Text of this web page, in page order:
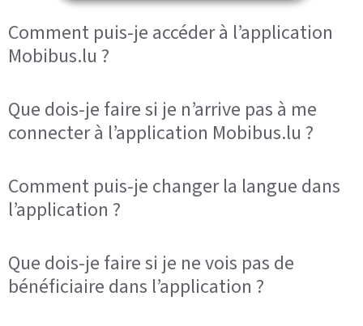
Comment puis-je accéder à l’application
Mobibus.lu ?
Que dois-je faire si je n’arrive pas à me
connecter à l’application Mobibus.lu ?
Comment puis-je changer la langue dans
l’application ?
Que dois-je faire si je ne vois pas de
bénéficiaire dans l’application ?